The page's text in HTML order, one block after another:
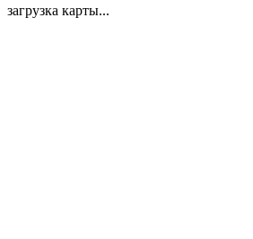
загрузка карты...